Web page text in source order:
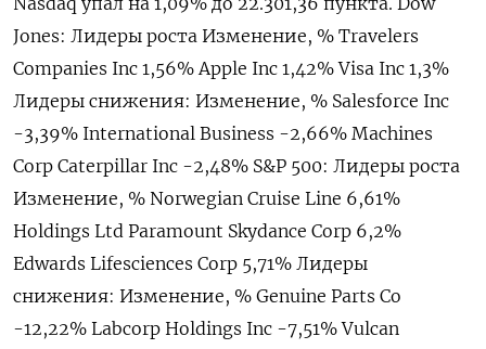
Jones: Лидеры роста Изменение, % Travelers
Companies Inc 1,56% Apple Inc 1,42% Visa Inc 1,3%
Лидеры снижения: Изменение, % Salesforce ​Inc
-3,​39% International Business -‌2,66% Machines
Corp Caterpillar Inc -2,48% S&​P 500: Лидеры роста
Изменение, % Norwegian Cruise Line 6,61%
Holdings Ltd Paramount Skydance Corp 6,2%
Edwards Lifesciences Corp 5,71% Лидеры
снижения: Изменение, % Genuine Parts Co
-12,22% Labcorp Holdings Inc -7,51% Vulcan